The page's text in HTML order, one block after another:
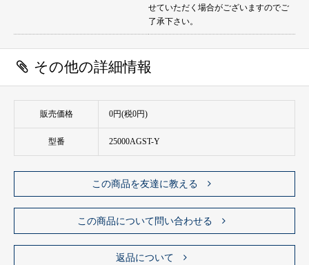
せていただく場合がございますのでご
了承下さい。
その他の詳細情報
販売価格 0円(税0円)
型番 25000AGST-Y
この商品を友達に教える
この商品について問い合わせる
返品について